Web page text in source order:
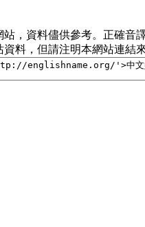
，資料儘供參考。正確音
料，但請注明本網站連結